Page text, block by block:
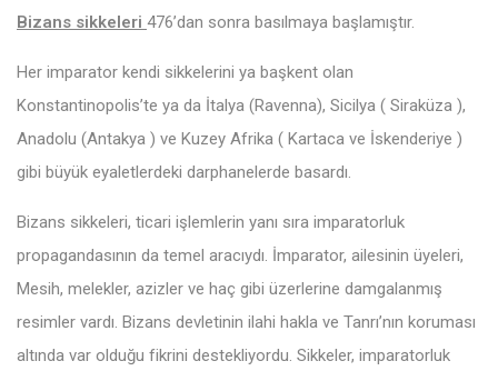
Bizans sikkeleri 476’dan sonra basılmaya başlamıştır.
Her imparator kendi sikkelerini ya başkent olan
Konstantinopolis’te ya da İtalya (Ravenna), Sicilya ( Siraküza ),
Anadolu (Antakya ) ve Kuzey Afrika ( Kartaca ve İskenderiye )
gibi büyük eyaletlerdeki darphanelerde basardı.
Bizans sikkeleri, ticari işlemlerin yanı sıra imparatorluk
propagandasının da temel aracıydı. İmparator, ailesinin üyeleri,
Mesih, melekler, azizler ve haç gibi üzerlerine damgalanmış
resimler vardı. Bizans devletinin ilahi hakla ve Tanrı’nın koruması
altında var olduğu fikrini destekliyordu. Sikkeler, imparatorluk